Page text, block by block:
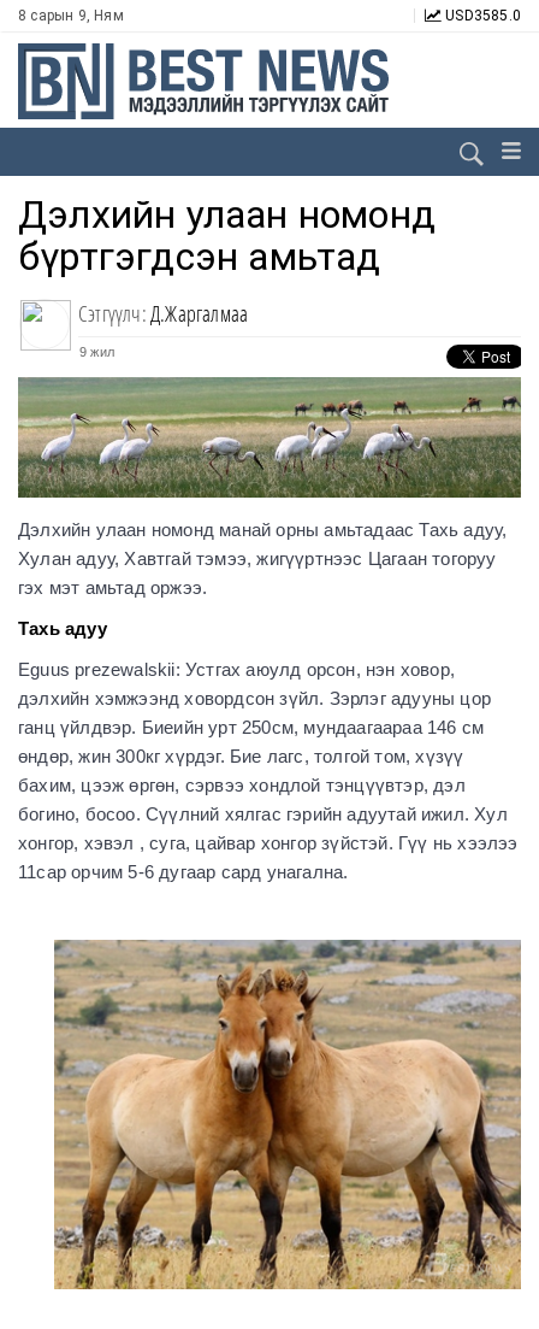
8 сарын 9, Ням USD3585.0
Дэлхийн улаан номонд
бүртгэгдсэн амьтад
Сэтгүүлч:Д.Жаргалмаа
9 жил
Дэлхийн улаан номонд манай орны амьтадаас Тахь адуу,
Хулан адуу, Хавтгай тэмээ, жигүүртнээс Цагаан тогоруу
гэх мэт амьтад оржээ.
Тахь адуу
Eguus prezewalskii: Устгах аюулд орсон, нэн ховор,
дэлхийн хэмжээнд ховордсон зүйл. Зэрлэг адууны цор
ганц үйлдвэр. Биеийн урт 250см, мундаагаараа 146 см
өндөр, жин 300кг хүрдэг. Бие лагс, толгой том, хүзүү
бахим, цээж өргөн, сэрвээ хондлой тэнцүүвтэр, дэл
богино, босоо. Сүүлний хялгас гэрийн адуутай ижил. Хул
хонгор, хэвэл , суга, цайвар хонгор зүйстэй. Гүү нь хээлээ
11сар орчим 5-6 дугаар сард унагална.